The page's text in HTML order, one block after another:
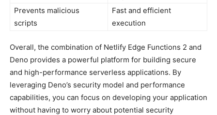
Prevents⁣ malicious
scripts
Fast and efficient​
execution
Overall, the combination ⁢of Netlify Edge Functions 2 and
Deno provides‌ a‌ powerful platform for‍ building ‍secure
and high-performance serverless applications. By
leveraging Deno’s security‌ model ​and performance
capabilities, you can focus‌ on developing your application
without having‌ to worry about potential ⁤security